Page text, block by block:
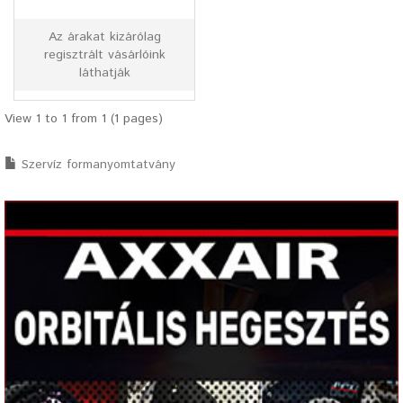
Az árakat kizárólag
regisztrált vásárlóink
láthatják
View 1 to 1 from 1 (1 pages)
Szervíz formanyomtatvány